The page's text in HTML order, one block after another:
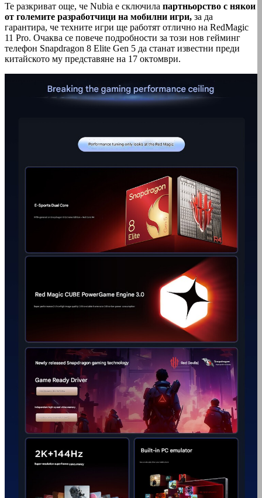
Те разкриват още, че Nubia е сключила партньорство с някои
от големите разработчици на мобилни игри, за да
гарантира, че техните игри ще работят отлично на RedMagic
11 Pro. Очаква се повече подробности за този нов гейминг
телефон Snapdragon 8 Elite Gen 5 да станат известни преди
китайското му представяне на 17 октомври.